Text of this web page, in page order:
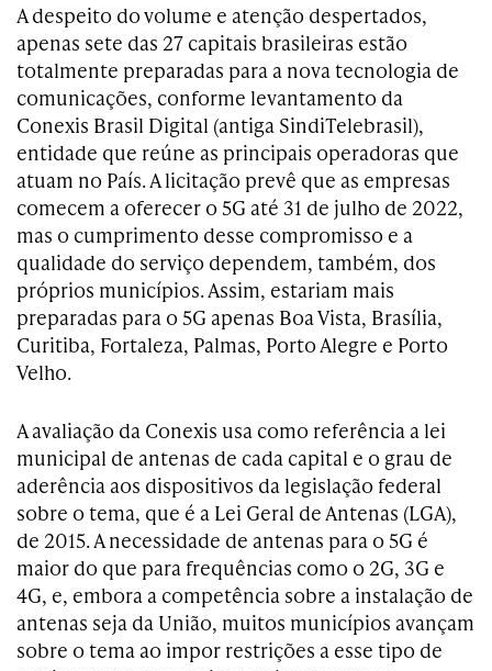
A despeito do volume e atenção despertados,
apenas sete das 27 capitais brasileiras estão
totalmente preparadas para a nova tecnologia de
comunicações, conforme levantamento da
Conexis Brasil Digital (antiga SindiTelebrasil),
entidade que reúne as principais operadoras que
atuam no País. A licitação prevê que as empresas
comecem a oferecer o 5G até 31 de julho de 2022,
mas o cumprimento desse compromisso e a
qualidade do serviço dependem, também, dos
próprios municípios. Assim, estariam mais
preparadas para o 5G apenas Boa Vista, Brasília,
Curitiba, Fortaleza, Palmas, Porto Alegre e Porto
Velho.
A avaliação da Conexis usa como referência a lei
municipal de antenas de cada capital e o grau de
aderência aos dispositivos da legislação federal
sobre o tema, que é a Lei Geral de Antenas (LGA),
de 2015. A necessidade de antenas para o 5G é
maior do que para frequências como o 2G, 3G e
4G, e, embora a competência sobre a instalação de
antenas seja da União, muitos municípios avançam
sobre o tema ao impor restrições a esse tipo de